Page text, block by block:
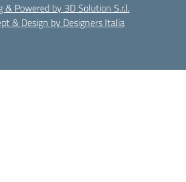
& Powered by 3D Solution S.r.l.
& Design by Designers Italia